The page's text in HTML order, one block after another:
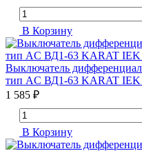
В Корзину
Выключатель
тип AC ВД1-63 KARAT IEK
1 585 ₽
В Корзину